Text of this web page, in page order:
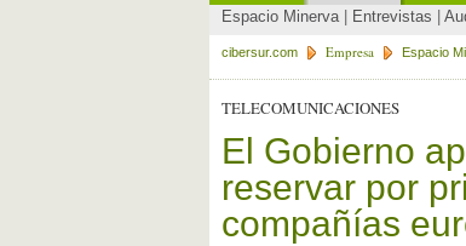
Espacio Minerva| Entrevistas
cibersur.com Empresa Espacio
TELECOMUNICACIONES
El Gobierno
reservar por
compañías